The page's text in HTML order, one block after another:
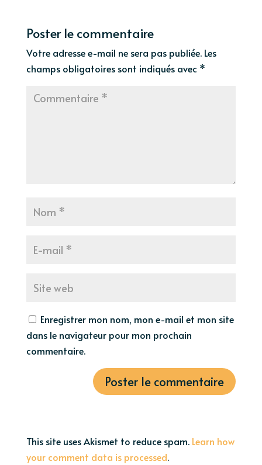
Poster le commentaire
Votre adresse e-mail ne sera pas publiée. Les
champs obligatoires sont indiqués avec *
Enregistrer mon nom, mon e-mail et mon site
dans le navigateur pour mon prochain
commentaire.
This site uses Akismet to reduce spam. Learn how
your comment data is processed.